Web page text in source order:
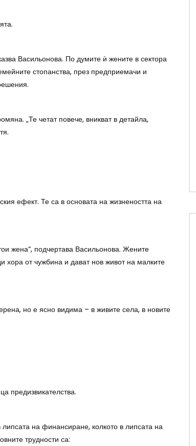
Васильонова. По думите ѝ жените в сектора
стопанства, през предприемачи и
„Те четат повече, вникват в детайла,
ефект. Те са в основата на жизнеността на
жена“, подчертава Васильонова. Жените
хора от чужбина и дават нов живот на малките
но е ясно видима – в живите села, в новите
предизвикателства.
на финансиране, колкото в липсата на
трудности са: